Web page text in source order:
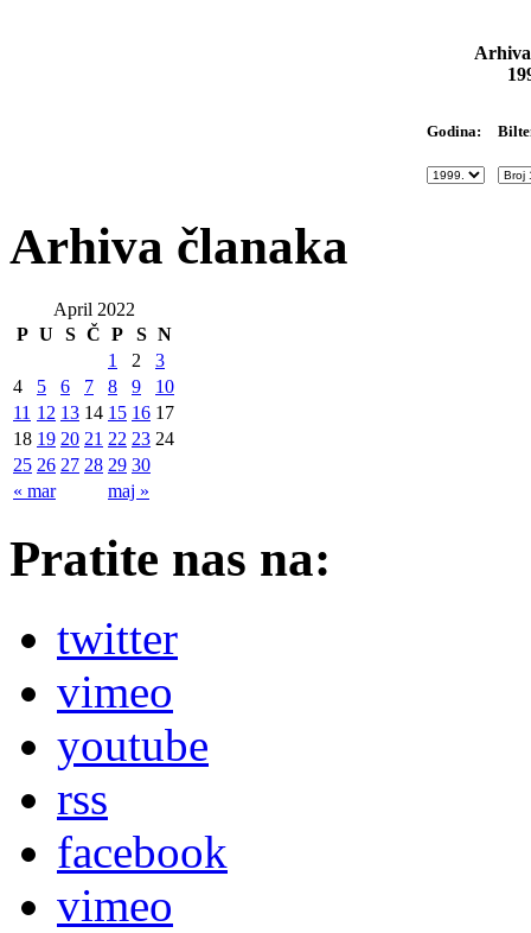
Godina:
Arhiva članaka
April 2022
P U S Č P S N
« mar maj »
1 2
3
4
5 6 7 8 9
10
11 12 13 14 15 16 17
18 19 20 21 22 23 24
25 26 27 28 29 30
Pratite nas na:
twitter
vimeo
youtube
rss
facebook
vimeo